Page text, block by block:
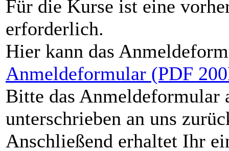
Für die Kurse ist eine
erforderlich.
Hier kann das
Anmeldeformular (PDF
Bitte das Anmeldeformular
unterschrieben an uns
Anschließend erhaltet Ihr